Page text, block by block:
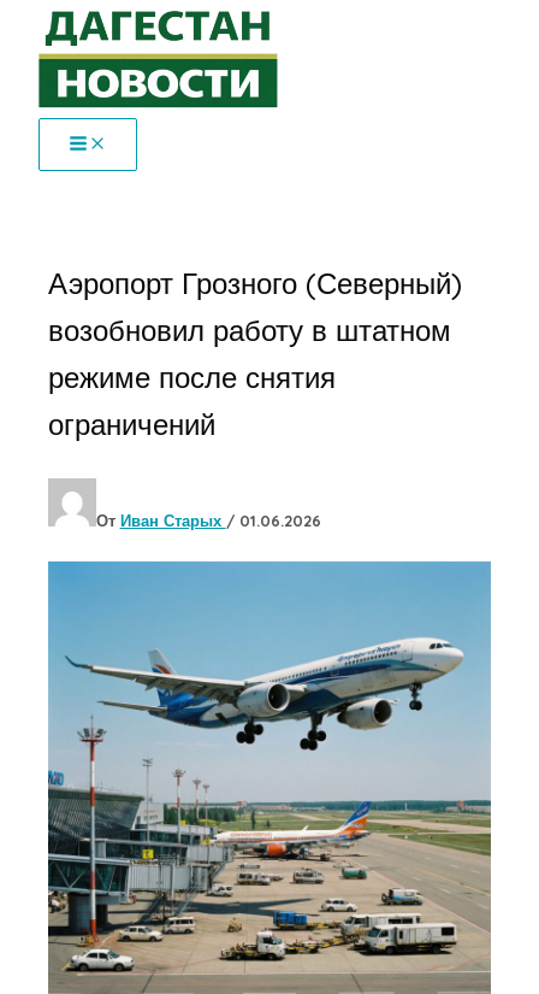
Перейти
содержимому
Аэропорт Грозного (Северный)
возобновил работу в штатном
режиме после снятия
ограничений
От Иван Старых / 01.06.2026